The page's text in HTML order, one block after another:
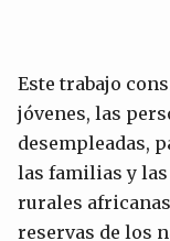
Este trabajo
jóvenes, las
desempleadas,
las familias y las
rurales
reservas de los